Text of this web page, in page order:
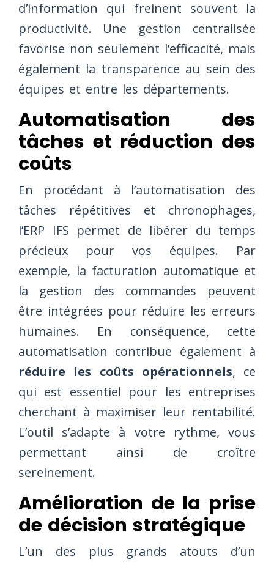
d’information qui freinent souvent la
productivité. Une gestion centralisée
favorise non seulement l’efficacité, mais
également la transparence au sein des
équipes et entre les départements.
Automatisation des
tâches et réduction des
coûts
En procédant à l’automatisation des
tâches répétitives et chronophages,
l’ERP IFS permet de libérer du temps
précieux pour vos équipes. Par
exemple, la facturation automatique et
la gestion des commandes peuvent
être intégrées pour réduire les erreurs
humaines. En conséquence, cette
automatisation contribue également à
réduire les coûts opérationnels, ce
qui est essentiel pour les entreprises
cherchant à maximiser leur rentabilité.
L’outil s’adapte à votre rythme, vous
permettant ainsi de croître
sereinement.
Amélioration de la prise
de décision stratégique
L’un des plus grands atouts d’un